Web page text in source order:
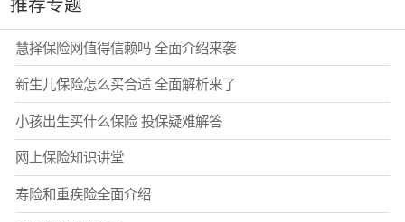
推荐专题
慧择保险网值得信赖吗 全面介绍来袭
新生儿保险怎么买合适 全面解析来了
小孩出生买什么保险 投保疑难解答
网上保险知识讲堂
寿险和重疾险全面介绍